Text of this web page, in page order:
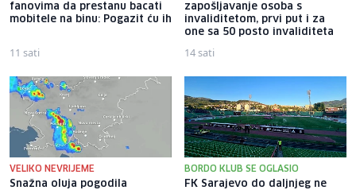
fanovima da prestanu bacati
mobitele na binu: Pogazit ću ih
11 sati
zapošljavanje osoba s
invaliditetom, prvi put i za
one sa 50 posto invaliditeta
14 sati
VELIKO NEVRIJEME
Snažna oluja pogodila
BORDO KLUB SE OGLASIO
FK Sarajevo do daljnjeg ne